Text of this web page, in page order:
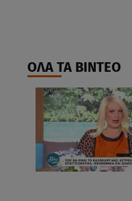
ΟΛΑ ΤΑ ΒΙΝΤΕΟ